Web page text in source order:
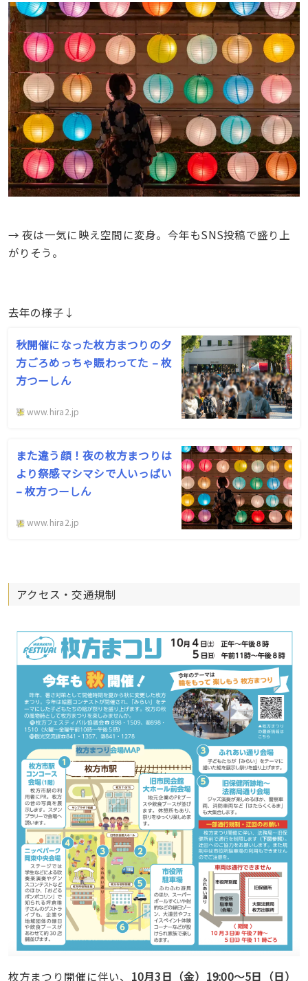
→ 夜は一気に映え空間に変身。今年もSNS投稿で盛り上
がりそう。
去年の様子↓
秋開催になった枚方まつりの夕
方ごろめっちゃ賑わってた – 枚
方つーしん
www.hira2.jp
また違う顔！夜の枚方まつりは
より祭感マシマシで人いっぱい
– 枚方つーしん
www.hira2.jp
アクセス・交通規制
枚方まつり開催に伴い、 10月3日（金）19:00〜5日（日）